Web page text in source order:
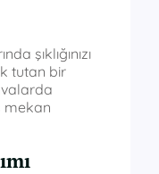
şıklığınızı
tutan bir
mekan